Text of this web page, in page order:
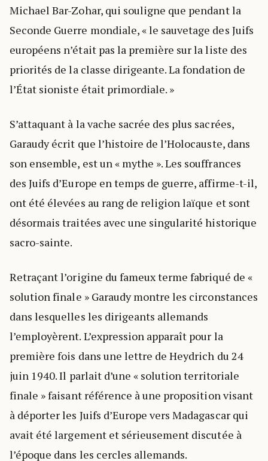
Michael Bar-Zohar, qui souligne que pendant la
Seconde Guerre mondiale, « le sauvetage des Juifs
européens n’était pas la première sur la liste des
priorités de la classe dirigeante. La fondation de
l’État sioniste était primordiale. »
S’attaquant à la vache sacrée des plus sacrées,
Garaudy écrit que l’histoire de l’Holocauste, dans
son ensemble, est un « mythe ». Les souffrances
des Juifs d’Europe en temps de guerre, affirme-t-il,
ont été élevées au rang de religion laïque et sont
désormais traitées avec une singularité historique
sacro-sainte.
Retraçant l’origine du fameux terme fabriqué de «
solution finale » Garaudy montre les circonstances
dans lesquelles les dirigeants allemands
l’employèrent. L’expression apparaît pour la
première fois dans une lettre de Heydrich du 24
juin 1940. Il parlait d’une « solution territoriale
finale » faisant référence à une proposition visant
à déporter les Juifs d’Europe vers Madagascar qui
avait été largement et sérieusement discutée à
l’époque dans les cercles allemands.